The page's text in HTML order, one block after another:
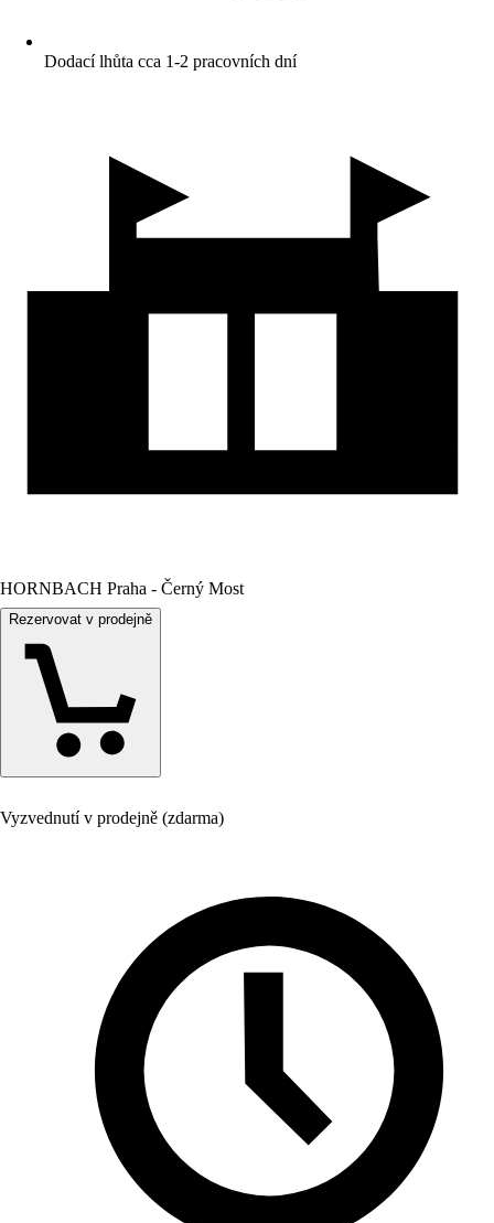
Dodací lhůta cca 1-2 pracovních dní
HORNBACH Praha - Černý Most
Rezervovat v prodejně
Vyzvednutí v prodejně (zdarma)